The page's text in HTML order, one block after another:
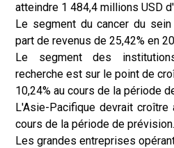
atteindre 1 484,4 millions USD
Le segment du cancer du
part de revenus de 25,42% en
Le segment des
recherche est sur le point de
10,24% au cours de la période
L'Asie-Pacifique devrait croître
cours de la période de prévision.
Les grandes entreprises